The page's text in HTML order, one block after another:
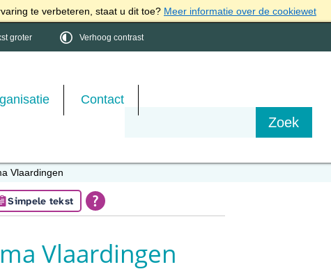
te verbeteren, staat u dit toe? Meer informatie over de cookiewet
groter Verhoog contrast
Contact
Vlaardingen
Simpele tekst
Vlaardingen